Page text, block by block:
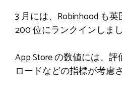
3 月には、Robinhood も
200 位にランクインしまし
App Store の数値には、
ロードなどの指標が考慮